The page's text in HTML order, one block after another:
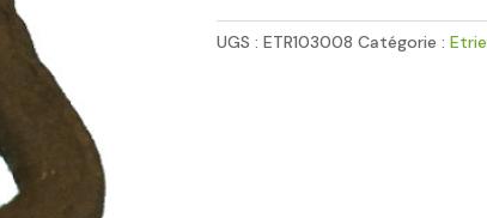
UGS : ETR103008 Catégorie :